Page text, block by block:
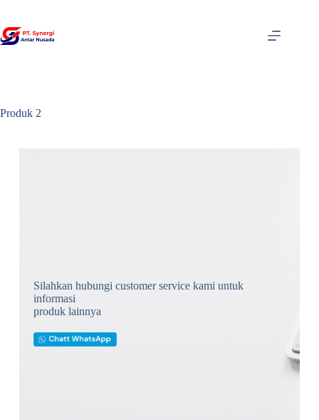
Produk 2
Silahkan hubungi customer service kami untuk
informasi
produk lainnya